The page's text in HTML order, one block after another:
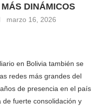
DINÁMICOS
marzo 16, 2026
en Bolivia también se
redes más grandes del
de presencia en el país
fuerte consolidación y